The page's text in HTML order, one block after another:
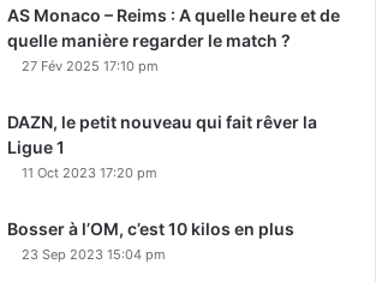
AS Monaco – Reims : A quelle heure et de
quelle manière regarder le match ?
27 Fév 2025 17:10 pm
DAZN, le petit nouveau qui fait rêver la
Ligue 1
11 Oct 2023 17:20 pm
Bosser à l’OM, c’est 10 kilos en plus
23 Sep 2023 15:04 pm